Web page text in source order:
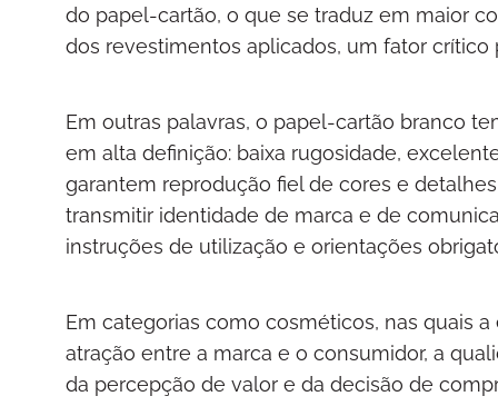
do papel-cartão, o que se traduz em maior
dos revestimentos aplicados, um fator
Em outras palavras, o papel-cartão branco
em alta definição: baixa rugosidade,
garantem reprodução fiel de cores e
transmitir identidade de marca e de
instruções de utilização e orientações
Em categorias como cosméticos, nas quais
atração entre a marca e o consumidor, a
da percepção de valor e da decisão de